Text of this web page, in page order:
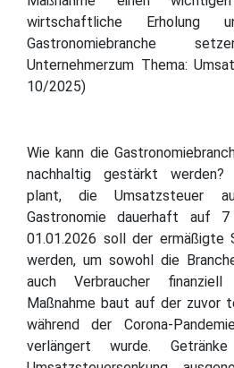
wirtschaftliche Erholung
Gastronomiebranche
Unternehmerzum Thema:
10/2025)
Wie kann die
nachhaltig gestärkt werden?
plant, die Umsatzsteuer
Gastronomie dauerhaft auf
01.01.2026 soll der ermäßigte
werden, um sowohl die
auch Verbraucher
Maßnahme baut auf der zuvor
während der Corona-
verlängert wurde.